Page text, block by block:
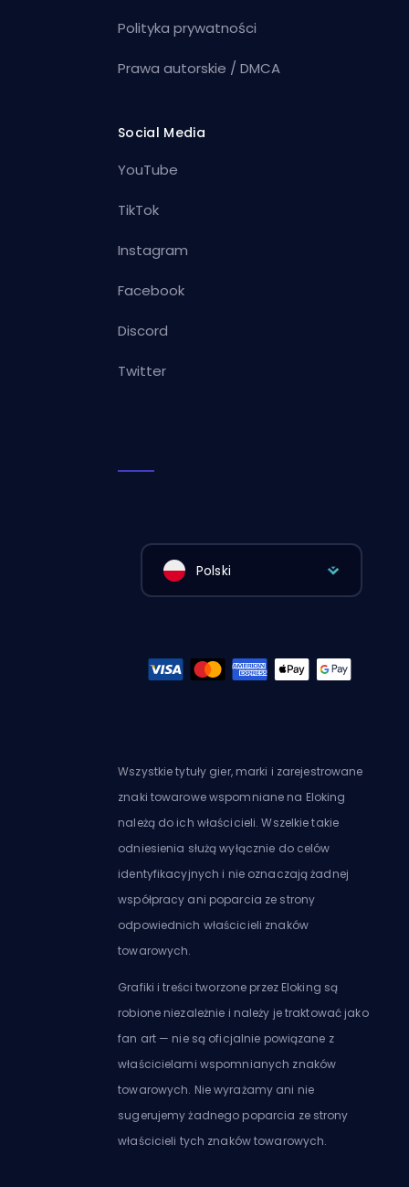
Polityka prywatności
Prawa autorskie / DMCA
Social Media
YouTube
TikTok
Instagram
Facebook
Discord
Twitter
Polski
Wszystkie tytuły gier, marki i zarejestrowane
znaki towarowe wspomniane na Eloking
należą do ich właścicieli. Wszelkie takie
odniesienia służą wyłącznie do celów
identyfikacyjnych i nie oznaczają żadnej
współpracy ani poparcia ze strony
odpowiednich właścicieli znaków
towarowych.
Grafiki i treści tworzone przez Eloking są
robione niezależnie i należy je traktować jako
fan art — nie są oficjalnie powiązane z
właścicielami wspomnianych znaków
towarowych. Nie wyrażamy ani nie
sugerujemy żadnego poparcia ze strony
właścicieli tych znaków towarowych.